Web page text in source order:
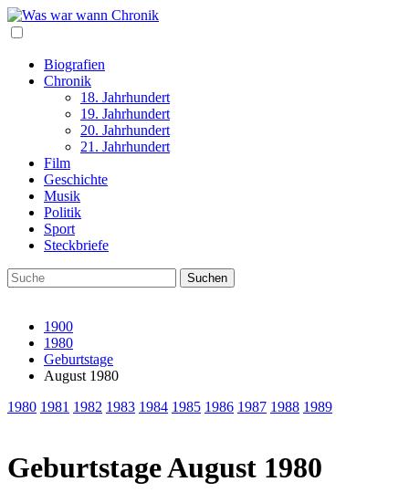
Biografien
Chronik
18. Jahrhundert
19. Jahrhundert
20. Jahrhundert
21. Jahrhundert
Film
Geschichte
Musik
Politik
Sport
Steckbriefe
1900
1980
Geburtstage
August 1980
1980 1981 1982 1983 1984 1985 1986 1987 1988 1989
Geburtstage August 1980